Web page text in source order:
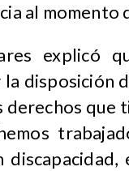
al momento
explicó
disposición
que